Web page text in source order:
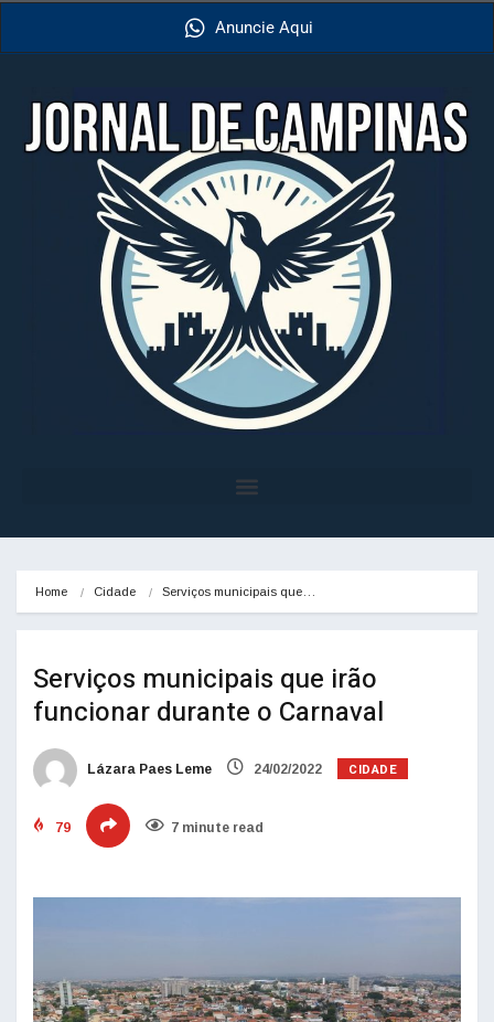
Anuncie Aqui
Home Cidade Serviços municipais que…
Serviços municipais que irão
funcionar durante o Carnaval
Lázara Paes Leme 24/02/2022 CIDADE
79 7 minute read